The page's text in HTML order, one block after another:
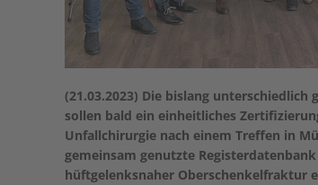
(21.03.2023) Die bislang
sollen bald ein einheitliches
Unfallchirurgie nach einem Treffen in
gemeinsam genutzte
hüftgelenksnaher Oberschenkelfraktur